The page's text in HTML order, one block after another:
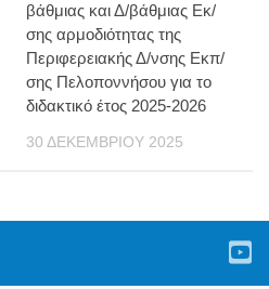
βάθμιας και Δ/βάθμιας Εκ/
σης αρμοδιότητας της
Περιφερειακής Δ/νσης Εκπ/
σης Πελοποννήσου για το
διδακτικό έτος 2025-2026
30 ΔΕΚΕΜΒΡΊΟΥ 2025